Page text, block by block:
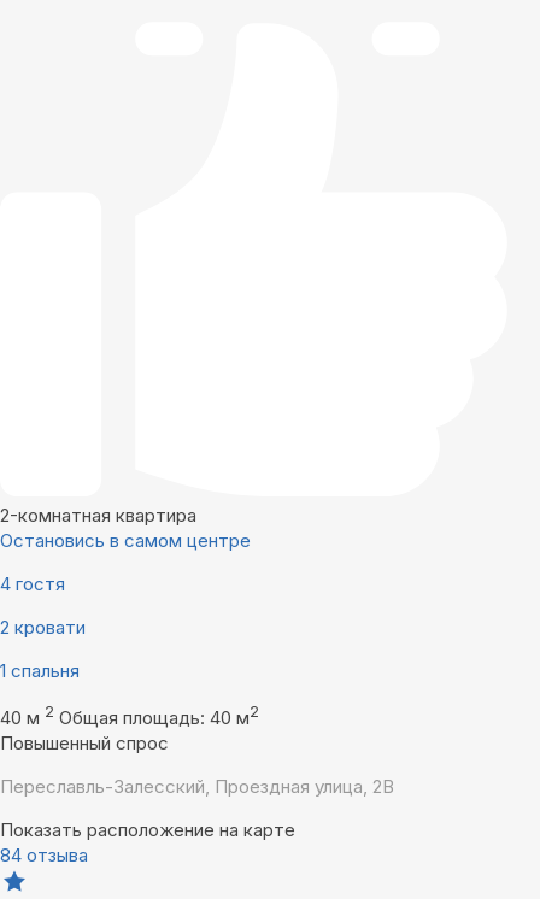
2-комнатная квартира
Остановись в самом центре
4 гостя
2 кровати
1 спальня
40 м 2 Общая площадь: 40 м2
Повышенный спрос
Переславль-Залесский, Проездная улица, 2В
Показать расположение на карте
84 отзыва